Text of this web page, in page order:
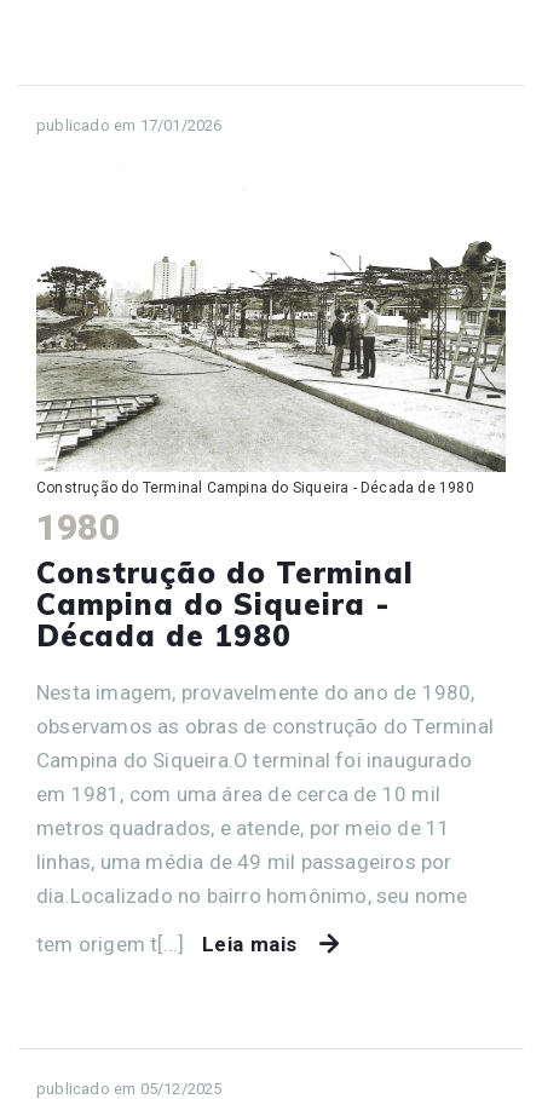
publicado em 17/01/2026
Construção do Terminal Campina do Siqueira - Década de 1980
1980
Construção do Terminal
Campina do Siqueira -
Década de 1980
Nesta imagem, provavelmente do ano de 1980,
observamos as obras de construção do Terminal
Campina do Siqueira.O terminal foi inaugurado
em 1981, com uma área de cerca de 10 mil
metros quadrados, e atende, por meio de 11
linhas, uma média de 49 mil passageiros por
dia.Localizado no bairro homônimo, seu nome
tem origem t[...]
Leia mais
publicado em 05/12/2025